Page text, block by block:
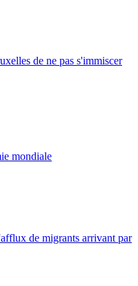
de ne pas s'immiscer
mondiale
de migrants arrivant par